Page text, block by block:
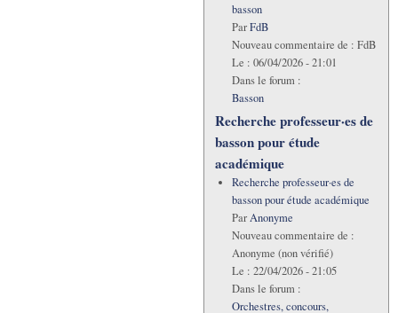
basson
ParFdB
Nouveau commentaire de : FdB
Le : 06/04/2026 - 21:01
Dans le forum :
Basson
Recherche professeur·es de
basson pour étude
académique
Recherche professeur·es de
basson pour étude académique
ParAnonyme
Nouveau commentaire de :
Anonyme (non vérifié)
Le : 22/04/2026 - 21:05
Dans le forum :
Orchestres, concours,